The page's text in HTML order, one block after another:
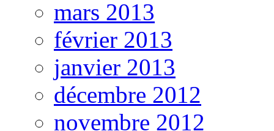
mars 2013
février 2013
janvier 2013
décembre 2012
novembre 2012